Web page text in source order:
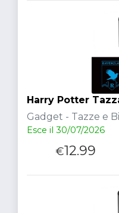
Harry Potter
Gadget - Tazze e
Esce il 30/07/2026
€12.99